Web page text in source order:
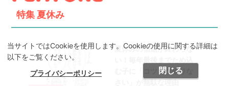
当サイトではCookieを使用します。Cookieの使用に関する詳細は
以下をご覧ください。
プライバシーポリシー
閉じる
特集 夏休み
夏休みの宿題が終わらな
む子に「コツコツやりな
さい」が無駄な理由